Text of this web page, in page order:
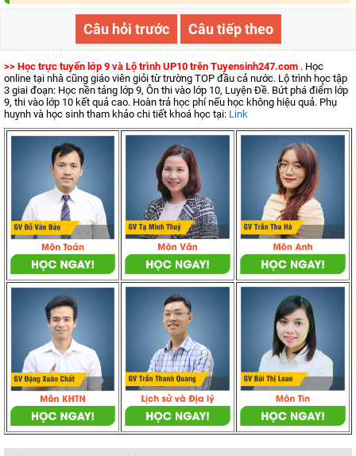
Câu hỏi trước Câu tiếp theo
>> Học trực tuyến lớp 9 và Lộ trình UP10 trên Tuyensinh247.com . Học
online tại nhà cũng giáo viên giỏi từ trường TOP đầu cả nước. Lộ trình học tập
3 giai đoạn: Học nền tảng lớp 9, Ôn thi vào lớp 10, Luyện Đề. Bứt phá điểm lớp
9, thi vào lớp 10 kết quả cao. Hoàn trả học phí nếu học không hiệu quả. Phụ
huynh và học sinh tham khảo chi tiết khoá học tại: Link